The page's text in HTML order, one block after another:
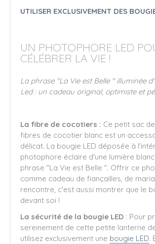
UTILISER EXCLUSIVEMENT DES
UN PHOTOPHORE LED
CÉLÉBRER LA VIE !
La phrase "La Vie est Belle " illuminée
Led : un cadeau original, optimiste et
La fibre de cocotiers : Ce petit sac
fibres de cocotier blanc est un
délicat. La bougie LED déposée à
photophore éclaire d'une lumière
phrase "La Vie est Belle ". Offrir ce
comme cadeau de fiançailles, de
rencontre, c'est aussi montrer que le
devant soi !
La sécurité de la bougie LED : Pour
sereinement de cette petite lanterne
utilisez exclusivement une bougie LED.